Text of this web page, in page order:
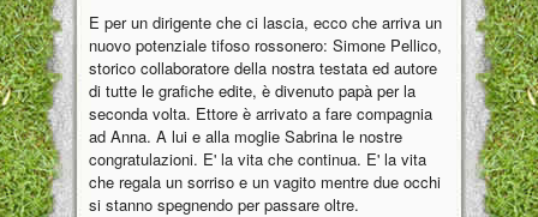
E per un dirigente che ci lascia, ecco che arriva un
nuovo potenziale tifoso rossonero: Simone Pellico,
storico collaboratore della nostra testata ed autore
di tutte le grafiche edite, è divenuto papà per la
seconda volta. Ettore è arrivato a fare compagnia
ad Anna. A lui e alla moglie Sabrina le nostre
congratulazioni. E' la vita che continua. E' la vita
che regala un sorriso e un vagito mentre due occhi
si stanno spegnendo per passare oltre.